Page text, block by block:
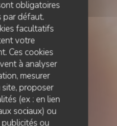
obligatoires
par défaut.
facultatifs
votre
Ces cookies
à analyser
mesurer
proposer
(ex : en lien
sociaux) ou
ou
MARTIN-DU-TERTRE